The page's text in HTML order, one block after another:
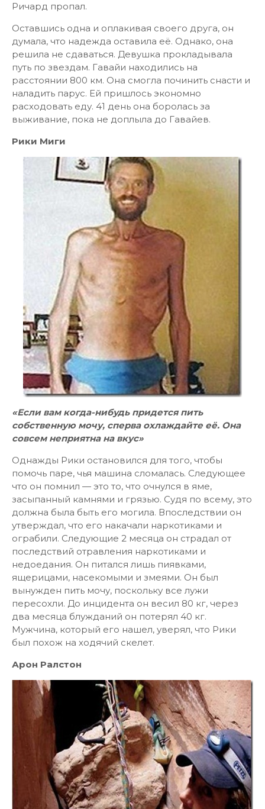
Ричард пропал.
Оставшись одна и оплакивая своего друга, он
думала, что надежда оставила её. Однако, она
решила не сдаваться. Девушка прокладывала
путь по звездам. Гавайи находились на
расстоянии 800 км. Она смогла починить снасти и
наладить парус. Ей пришлось экономно
расходовать еду. 41 день она боролась за
выживание, пока не доплыла до Гавайев.
Рики Миги
«Если вам когда-нибудь придется пить
собственную мочу, сперва охлаждайте её. Она
совсем неприятна на вкус»
Однажды Рики остановился для того, чтобы
помочь паре, чья машина сломалась. Следующее
что он помнил — это то, что очнулся в яме,
засыпанный камнями и грязью. Судя по всему, это
должна была быть его могила. Впоследствии он
утверждал, что его накачали наркотиками и
ограбили. Следующие 2 месяца он страдал от
последствий отравления наркотиками и
недоедания. Он питался лишь пиявками,
ящерицами, насекомыми и змеями. Он был
вынужден пить мочу, поскольку все лужи
пересохли. До инцидента он весил 80 кг, через
два месяца блужданий он потерял 40 кг.
Мужчина, который его нашел, уверял, что Рики
был похож на ходячий скелет.
Арон Ралстон